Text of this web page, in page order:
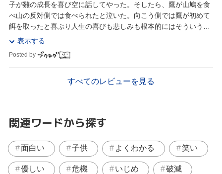
子が雛の成長を喜び空に話してやった。そしたら、鷹が山鳩を食
べ山の反対側では食べられたと泣いた。向こう側では鷹が初めて
餌を取ったと喜ぶり人生の喜びも悲しみも根本的にはそういうも
のだ。この世で起きることには本来何の色もない。喜...
表示する
Posted by
すべてのレビューを見る
関連ワードから探す
面白い 子供 よくわかる 笑い
優しい 危機 いじめ 破滅